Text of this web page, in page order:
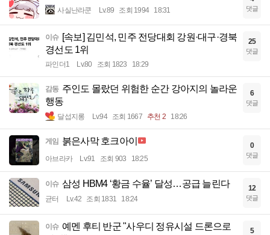
사실난라쿤 Lv.89 조회 1994 18:31 댓글
이슈 [속보] 김민석, 민주 전당대회 강원·대구·경북
경선도 1위
파인더1 Lv.80 조회 1823 18:29
25
댓글
감동 주인도 몰랐던 위험한 순간 강아지의 놀라운
행동
달섭지롱 Lv.94 조회 1667 추천 2 18:26
6
댓글
게임 붉은사막 호크아이
아브라카 Lv.91 조회 903 18:25
0
댓글
이슈 삼성 HBM4 ‘황금 수율’ 달성…공급 늘린다
균터 Lv.42 조회 1831 18:24
12
댓글
이슈 예멘 후티 반군 "사우디 정유시설 드론으로
5